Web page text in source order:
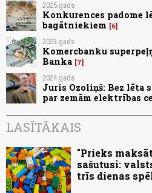
2025.gads
Konkurences padome
bagātniekiem
6
2023.gads
Komercbanku
Banka 7
2024.gads
Juris Ozoliņš: Bez lēta
par zemām elektrības
LASĪTĀKAIS
"Prieks
sašutusi:
trīs dienas